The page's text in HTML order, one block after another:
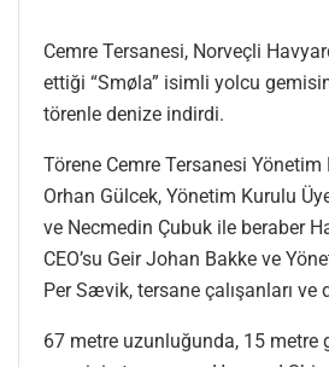
Cemre Tersanesi, Norveçli
ettiği “Smøla” isimli yolcu
törenle denize indirdi.
Törene Cemre Tersanesi Yönetim
Orhan Gülcek, Yönetim Kurulu
ve Necmedin Çubuk ile beraber
CEO’su Geir Johan Bakke ve
Per Sævik, tersane çalışanları ve
67 metre uzunluğunda, 15 metre